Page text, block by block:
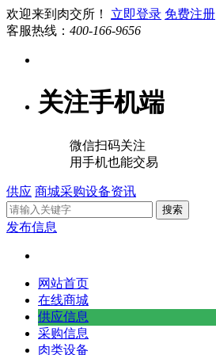
欢迎来到肉交所！ 立即登录 免费注册
客服热线： 400-166-9656
关注手机端
微信扫码关注
用手机也能交易
供应 商城采购设备资讯
搜索
发布信息
网站首页
在线商城
供应信息
采购信息
肉类设备